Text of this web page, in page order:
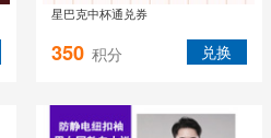
星巴克中杯通兑券
350 积分 兑换